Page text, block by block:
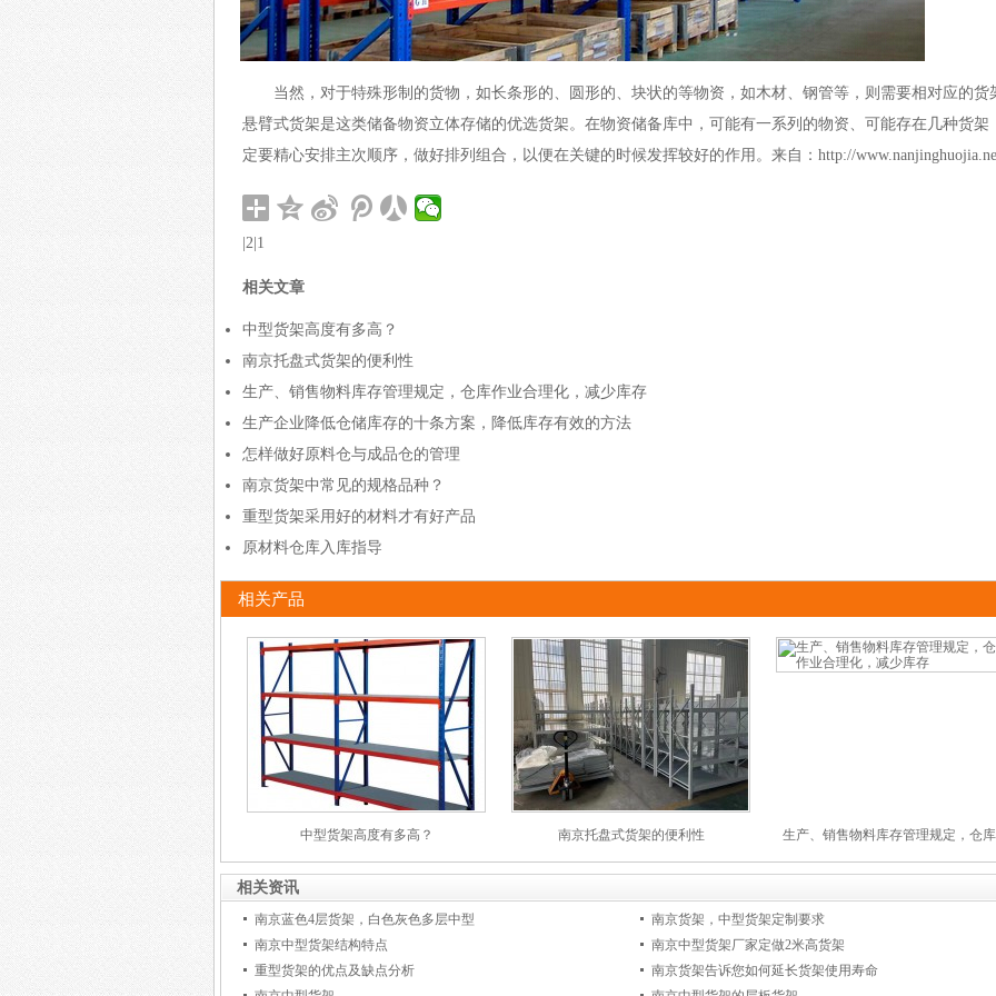
当然，对于特殊形制的货物，如长条形的、圆形的、块状的等物资，如木材、钢管等，则需要相对应的货
悬臂式货架是这类储备物资立体存储的优选货架。在物资储备库中，可能有一系列的物资、可能存在几种货架
定要精心安排主次顺序，做好排列组合，以便在关键的时候发挥较好的作用。来自：http://
|2|1
相关文章
中型货架高度有多高？
南京托盘式货架的便利性
生产、销售物料库存管理规定，仓库作业合理化，减少库存
生产企业降低仓储库存的十条方案，降低库存有效的方法
怎样做好原料仓与成品仓的管理
南京货架中常见的规格品种？
重型货架采用好的材料才有好产品
原材料仓库入库指导
相关产品
中型货架高度有多高？ 南京托盘式货架的便利性 生产、销售物料库存管理规定，仓
相关资讯
南京蓝色4层货架，白色灰色多层中型
南京货架，中型货架定制要求
南京中型货架结构特点
南京中型货架厂家定做2米高货架
重型货架的优点及缺点分析
南京货架告诉您如何延长货架使用寿命